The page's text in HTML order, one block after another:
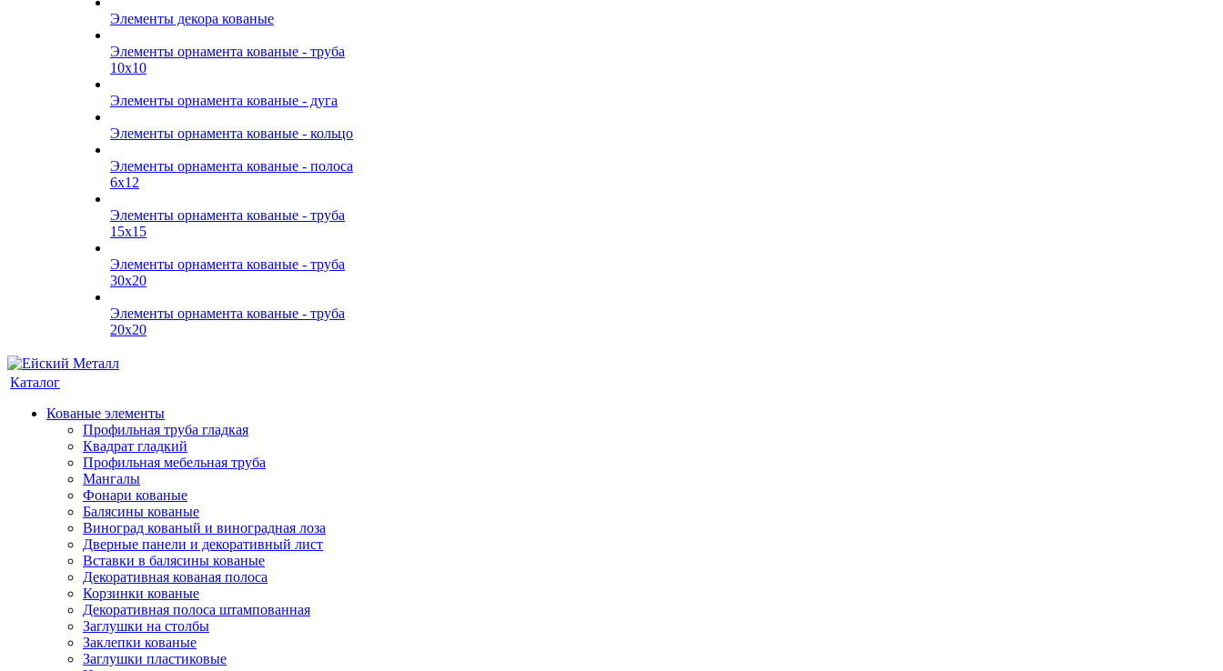
Элементы декора кованые
Элементы орнамента кованые - труба
10х10
Элементы орнамента кованые - дуга
Элементы орнамента кованые - кольцо
Элементы орнамента кованые - полоса
6х12
Элементы орнамента кованые - труба
15х15
Элементы орнамента кованые - труба
30х20
Элементы орнамента кованые - труба
20х20
Каталог
Кованые элементы
Профильная труба гладкая
Квадрат гладкий
Профильная мебельная труба
Мангалы
Фонари кованые
Балясины кованые
Виноград кованый и виноградная лоза
Дверные панели и декоративный лист
Вставки в балясины кованые
Декоративная кованая полоса
Корзинки кованые
Декоративная полоса штампованная
Заглушки на столбы
Заклепки кованые
Заглушки пластиковые